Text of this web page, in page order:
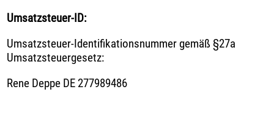
Kontakt
Impressum
Umsatzsteuer-ID:
Umsatzsteuer-Identifikationsnummer gemäß §27a
Umsatzsteuergesetz:
Rene Deppe DE 277989486